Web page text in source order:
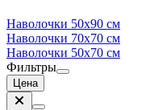
Наволочки 50x90 см
Наволочки 70x70 cм
Наволочки 50х70 см
Фильтры
Цена